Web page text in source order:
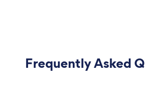
Frequently Asked